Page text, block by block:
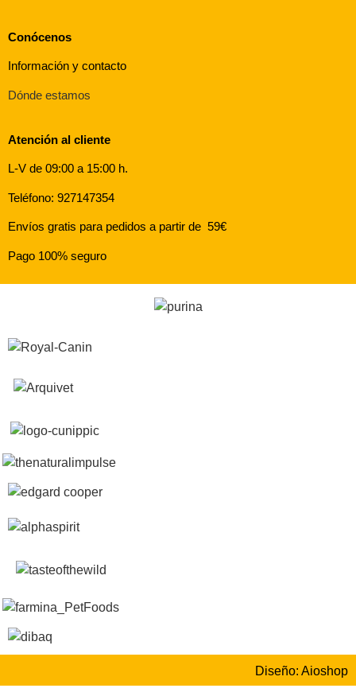
Conócenos
Información y contacto
Dónde estamos
Atención al cliente
L-V de 09:00 a 15:00 h.
Teléfono: 927147354
Envíos gratis para pedidos a partir de 59€
Pago 100% seguro
Diseño: Aioshop